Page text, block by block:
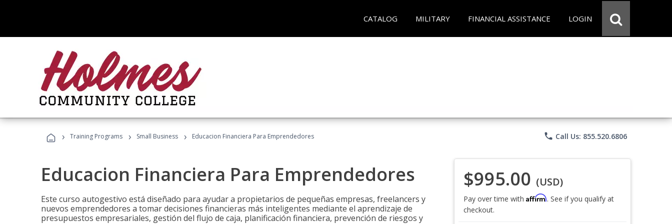
CATALOG MILITARY FINANCIAL ASSISTANCE LOGIN
› Training Programs › Small Business › Educacion Financiera Para Emprendedores phone Call Us: 855.520.6806
Educacion Financiera Para Emprendedores
Este curso autogestivo está diseñado para ayudar a propietarios de pequeñas empresas, freelancers y
nuevos emprendedores a tomar decisiones financieras más inteligentes mediante el aprendizaje de
presupuestos empresariales, gestión del flujo de caja, planificación financiera, prevención de riesgos y
$995.00 (USD)
Pay over time with Affirm. See if you qualify at
checkout.